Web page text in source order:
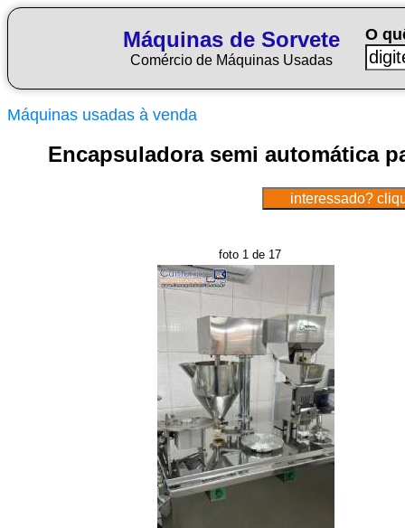
Máquinas de Sorvete
Comércio de Máquinas Usadas
O
Máquinas usadas à venda
Encapsuladora semi automática
foto 1 de 17